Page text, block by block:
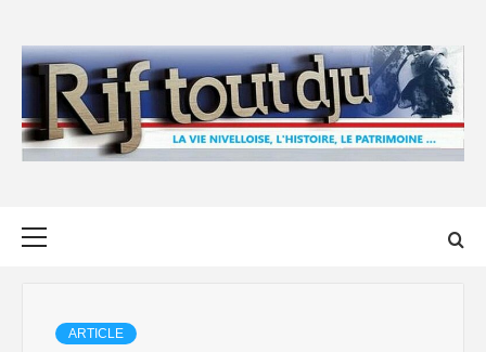
content
ARTICLE